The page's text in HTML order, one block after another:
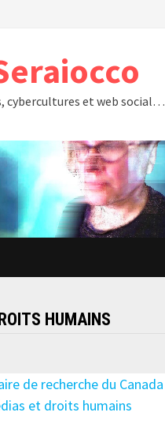
cybercultures et web social…
HUMAINS